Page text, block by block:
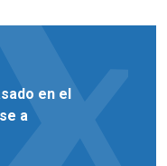
en el
a